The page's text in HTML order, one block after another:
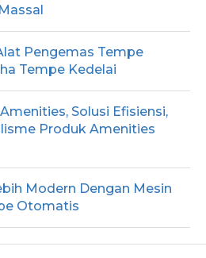
Pengemas Tempe
Tempe Kedelai
Solusi Efisiensi,
Produk Amenities
Modern Dengan Mesin
Otomatis